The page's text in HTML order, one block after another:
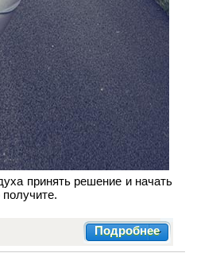
принять решение и начать
Подробнее